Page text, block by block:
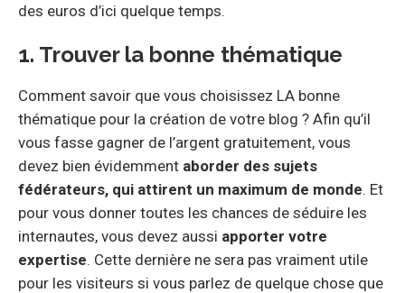
des euros d’ici quelque temps.
1. Trouver la bonne thématique
Comment savoir que vous choisissez LA bonne
thématique pour la création de votre blog ? Afin qu’il
vous fasse gagner de l’argent gratuitement, vous
devez bien évidemment aborder des sujets
fédérateurs, qui attirent un maximum de monde. Et
pour vous donner toutes les chances de séduire les
internautes, vous devez aussi apporter votre
expertise. Cette dernière ne sera pas vraiment utile
pour les visiteurs si vous parlez de quelque chose que